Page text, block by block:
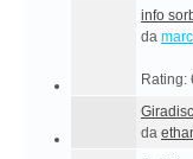
info
da
Rating:
da